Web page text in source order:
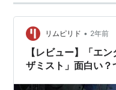
リムピリド • 2年前
【レビュー】「エ
ザミスト」面白い？